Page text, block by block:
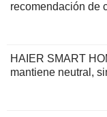
recomendación de
HAIER SMART
mantiene neutral,